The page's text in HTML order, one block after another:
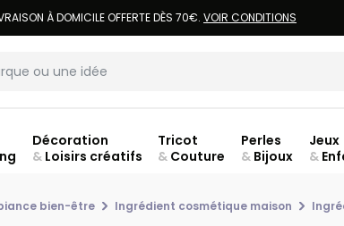
À DOMICILE OFFERTE DÈS 70€. VOIR CONDITIONS
Décoration
&Loisirs créatifs
Tricot
& Couture
Perles
& Bijoux
Jeux
&
bien-être Ingrédient cosmétique maison